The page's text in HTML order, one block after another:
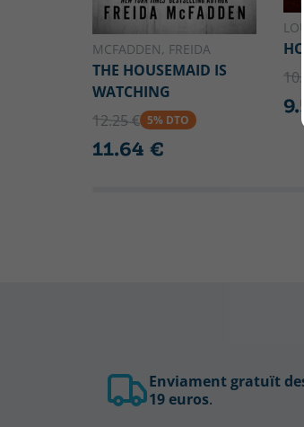
MCFADDEN, FREIDA
THE HOUSEMAID IS
WATCHING
12.25 € 5% DTO
11.64 €
Enviament gratuït
19 euros.